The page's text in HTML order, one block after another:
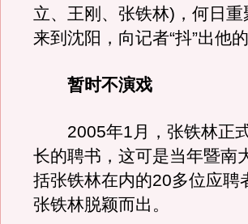
立、王刚、张铁林)，何日
来到沈阳，向记者“抖”出他的
暂时不演戏
2005年1月，张铁林正式
长的聘书，这可是当年暨南
括张铁林在内的20多位应
张铁林脱颖而出。